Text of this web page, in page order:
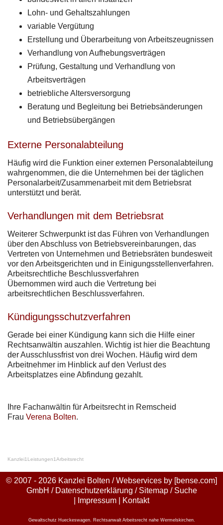
Lohn- und Gehaltszahlungen
variable Vergütung
Erstellung und Überarbeitung von Arbeitszeugnissen
Verhandlung von Aufhebungsverträgen
Prüfung, Gestaltung und Verhandlung von
Arbeitsverträgen
betriebliche Altersversorgung
Beratung und Begleitung bei Betriebsänderungen
und Betriebsübergängen
Externe Personalabteilung
Häufig wird die Funktion einer externen Personalabteilung
wahrgenommen, die die Unternehmen bei der täglichen
Personalarbeit/Zusammenarbeit mit dem Betriebsrat
unterstützt und berät.
Verhandlungen mit dem Betriebsrat
Weiterer Schwerpunkt ist das Führen von Verhandlungen
über den Abschluss von Betriebsvereinbarungen, das
Vertreten von Unternehmen und Betriebsräten bundesweit
vor den Arbeitsgerichten und in Einigungsstellenverfahren.
Arbeitsrechtliche Beschlussverfahren
Übernommen wird auch die Vertretung bei
arbeitsrechtlichen Beschlussverfahren.
Kündigungsschutzverfahren
Gerade bei einer Kündigung kann sich die Hilfe einer
Rechtsanwältin auszahlen. Wichtig ist hier die Beachtung
der Ausschlussfrist von drei Wochen. Häufig wird dem
Arbeitnehmer im Hinblick auf den Verlust des
Arbeitsplatzes eine Abfindung gezahlt.
Ihre Fachanwältin für Arbeitsrecht in Remscheid
Frau Verena Bolten.
Kanzlei1 Leistungen1Arbeitsrecht
© 2007 - 2026 Kanzlei Bolten / Webservices by [bense.com]
GmbH / Datenschutzerklärung / Sitemap/ Suche
Impressum Kontakt
Gewaltschutz Hueckeswagen, Rechtsanwalt Arbeitsrecht nahe Wermelskirchen,